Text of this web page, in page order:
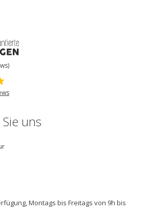
uns
Montags bis Freitags von 9h bis